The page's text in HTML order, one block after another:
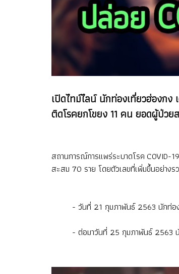
เปิดไทม์ไลน์ นักท่องเที่ยวฮ่องกง
ติดโรคยกโขยง 11 คน ยอดผู้ป่ว
สถานการณ์การแพร่ระบาดโรค COVID-
สะสม 70 ราย โดยตัวเลขที่เพิ่มขึ้นอย่างร
- วันที่ 21 กุมภาพันธ์ 2563 นักท่องเ
- ต่อมาวันที่ 25 กุมภาพันธ์ 2563 นักท่